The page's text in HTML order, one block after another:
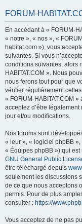
FORUM-
En accédant à « FORUM-
« notre », « nos », «
habitat.com »), vous
suivantes. Si vous
conditions suivantes, alors
HABITAT.COM ». Nous
nous ferons tout pour que
vérifier régulièrement
« FORUM-HABITAT.COM
acceptez d’être
jour et/ou modifications.
Nos forums sont
« leur », « logiciel phpBB
« Équipes phpBB ») qui
GNU General Public
être téléchargé depuis
seulement les discussions
de ce que nous acceptons
permis. Pour de plus
consulter : https://
Vous acceptez de ne pas